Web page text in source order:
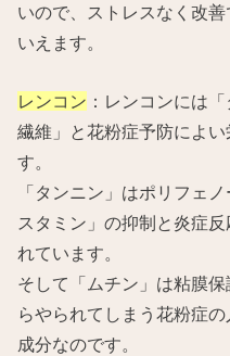
いので、ストレスなく改
いえます。
レンコン ：レンコンには
繊維」と花粉症予防によ
す。
「タンニン」はポリフェ
スタミン」の抑制と炎症
れています。
そして「ムチン」は粘膜
らやられてしまう花粉症
成分なのです。